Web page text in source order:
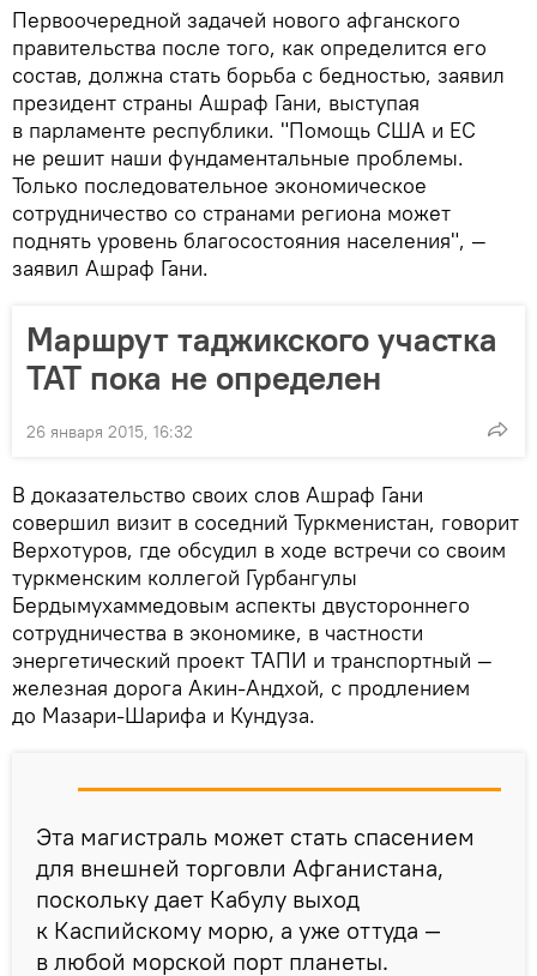
Первоочередной задачей нового афганского
правительства после того, как определится его
состав, должна стать борьба с бедностью, заявил
президент страны Ашраф Гани, выступая
в парламенте республики. "Помощь США и ЕС
не решит наши фундаментальные проблемы.
Только последовательное экономическое
сотрудничество со странами региона может
поднять уровень благосостояния населения", —
заявил Ашраф Гани.
Маршрут таджикского участка
ТАТ пока не определен
26 января 2015, 16:32
В доказательство своих слов Ашраф Гани
совершил визит в соседний Туркменистан, говорит
Верхотуров, где обсудил в ходе встречи со своим
туркменским коллегой Гурбангулы
Бердымухаммедовым аспекты двустороннего
сотрудничества в экономике, в частности
энергетический проект ТАПИ и транспортный —
железная дорога Акин-Андхой, с продлением
до Мазари-Шарифа и Кундуза.
Эта магистраль может стать спасением
для внешней торговли Афганистана,
поскольку дает Кабулу выход
к Каспийскому морю, а уже оттуда —
в любой морской порт планеты.